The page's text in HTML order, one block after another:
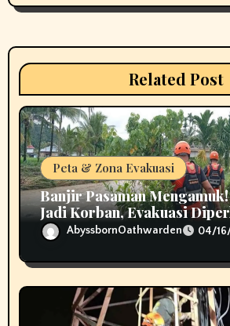
a
t
o
n
Related Post
Peta & Zona Evakuasi
Banjir Pasaman
Jadi Korban, Evakuasi
AbyssbornOathwarden 04/